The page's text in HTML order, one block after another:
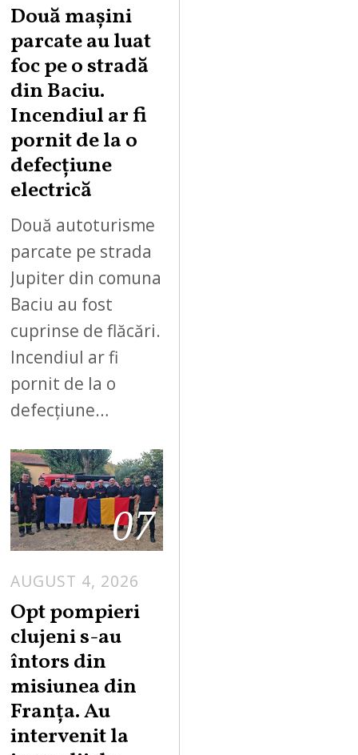
Două mașini
parcate au luat
foc pe o stradă
din Baciu.
Incendiul ar fi
pornit de la o
defecțiune
electrică
Două autoturisme
parcate pe strada
Jupiter din comuna
Baciu au fost
cuprinse de flăcări.
Incendiul ar fi
pornit de la o
defecțiune…
07
AUGUST 4, 2026
Opt pompieri
clujeni s-au
întors din
misiunea din
Franța. Au
intervenit la